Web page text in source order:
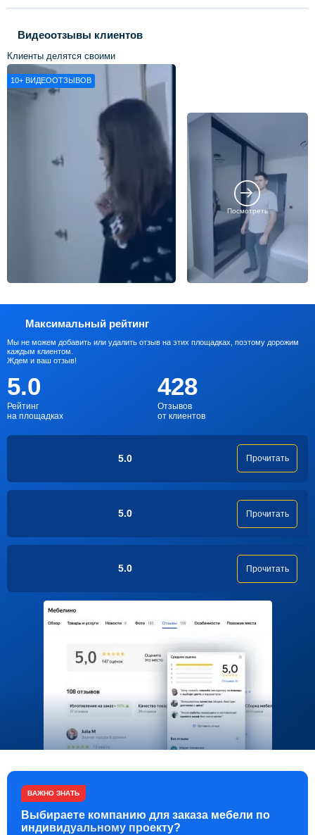
Видеоотзывы клиентов
Клиенты делятся своими
впечатлениями о нашей работе
10+ ВИДЕООТЗЫВОВ
Посмотреть
Максимальный рейтинг
Мы не можем добавить или удалить отзыв на этих площадках, поэтому дорожим
каждым клиентом.
Ждем и ваш отзыв!
5.0
Рейтинг
на площадках
428
Отзывов
от клиентов
5.0 Прочитать
5.0 Прочитать
5.0 Прочитать
ВАЖНО ЗНАТЬ
Выбираете компанию для заказа мебели по
индивидуальному проекту?